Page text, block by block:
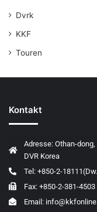
Dvrk
KKF
Touren
Kontakt
Adresse: Othan-
DVR Korea
Tel: +850-2-
Fax: +850-2-381-4503
Email: